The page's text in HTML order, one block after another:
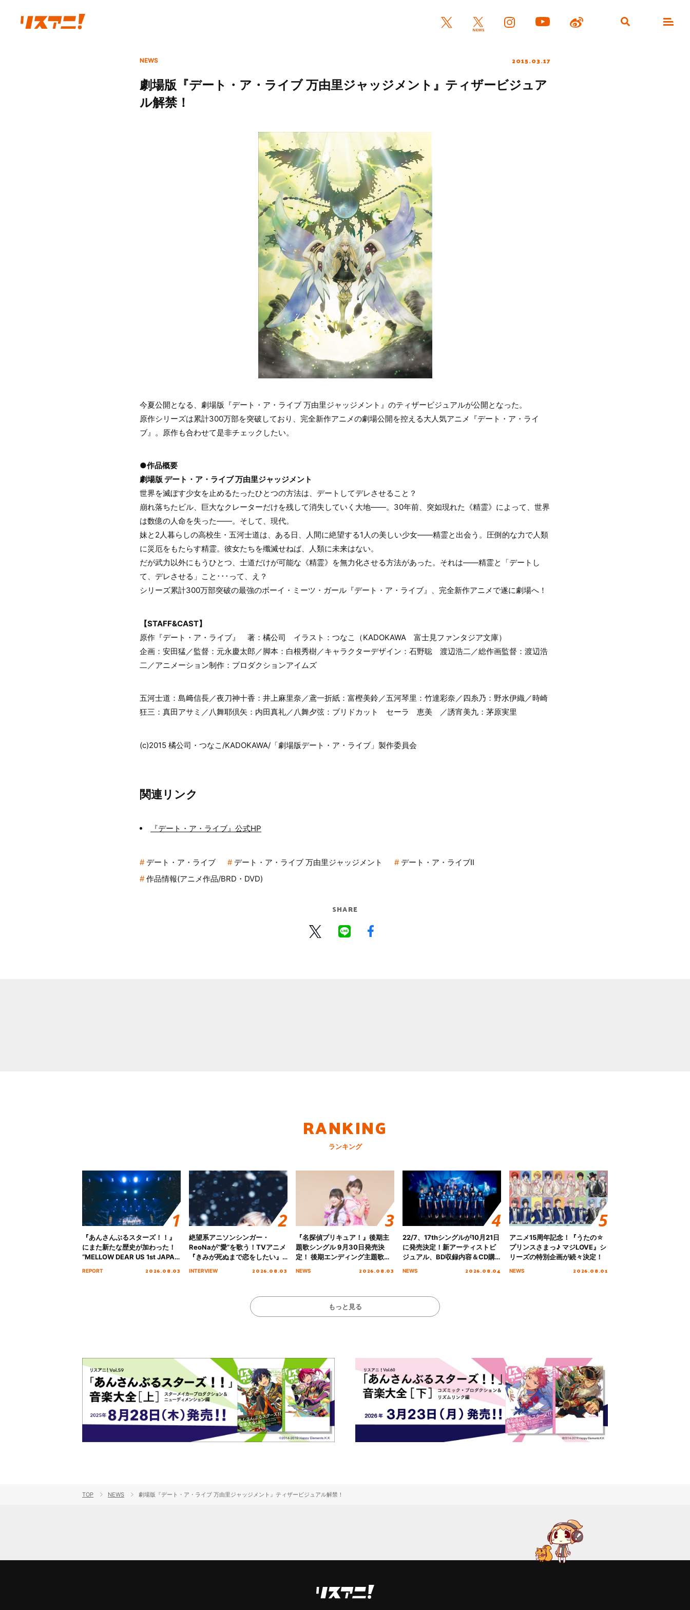
NEWS 2015.03.17
劇場版『デート・ア・ライブ 万由里ジャッジメント』ティザービジュア
ル解禁！
今夏公開となる、劇場版『デート・ア・ライブ 万由里ジャッジメント』のティザービジュアルが公開となった。
原作シリーズは累計300万部を突破しており、完全新作アニメの劇場公開を控える大人気アニメ『デート・ア・ライ
ブ』。原作も合わせて是非チェックしたい。
●作品概要
劇場版 デート・ア・ライブ 万由里ジャッジメント
世界を滅ぼす少女を止めるたったひとつの方法は、デートしてデレさせること？
崩れ落ちたビル、巨大なクレーターだけを残して消失していく大地――。30年前、突如現れた《精霊》によって、世界
は数億の人命を失った――。そして、現代。
妹と2人暮らしの高校生・五河士道は、ある日、人間に絶望する1人の美しい少女――精霊と出会う。圧倒的な力で人類
に災厄をもたらす精霊。彼女たちを殲滅せねば、人類に未来はない。
だが武力以外にもうひとつ、士道だけが可能な《精霊》を無力化させる方法があった。それは――精霊と「デートし
て、デレさせる」こと･･･って、え？
シリーズ累計300万部突破の最強のボーイ・ミーツ・ガール『デート・ア・ライブ』、完全新作アニメで遂に劇場へ！
【STAFF&CAST】
原作『デート・ア・ライブ』 著：橘公司 イラスト：つなこ（KADOKAWA 富士見ファンタジア文庫）
企画：安田猛／監督：元永慶太郎／脚本：白根秀樹／キャラクターデザイン：石野聡 渡辺浩二／総作画監督：渡辺浩
二／アニメーション制作：プロダクションアイムズ
五河士道：島﨑信長／夜刀神十香：井上麻里奈／鳶一折紙：富樫美鈴／五河琴里：竹達彩奈／四糸乃：野水伊織／時崎
狂三：真田アサミ／八舞耶倶矢：内田真礼／八舞夕弦：ブリドカット セーラ 恵美 ／誘宵美九：茅原実里
(c)2015 橘公司・つなこ/KADOKAWA/「劇場版デート・ア・ライブ」製作委員会
関連リンク
『デート・ア・ライブ』公式HP
デート・ア・ライブ デート・ア・ライブ 万由里ジャッジメント
デート・ア・ライブII
作品情報(アニメ作品/BRD・DVD)
SHARE
RANKING
ランキング
『あんさんぶるスターズ！！』
にまた新たな歴史が加わった！
“MELLOW DEAR US 1st JAPAN
!!」Dear 横浜BUNTAI”をレポー
REPORT 2026.08.03
絶望系アニソンシンガー・
ReoNaが“愛”を歌う！TVアニメ
『きみが死ぬまで恋をしたい』
INTERVIEW 2026.08.03
『名探偵プリキュア！』後期主
題歌シングル 9月30日発売決
定！ 後期エンディング主題歌
NEWS 2026.08.03
22/7、17thシングルが10月21日
に発売決定！新アーティストビ
ジュアル、BD収録内容＆CD購
NEWS 2026.08.04
アニメ15周年記念！『うたの☆
プリンスさまっ♪ マジLOVE』シ
リーズの特別企画が続々決定！
NEWS 2026.08.01
もっと見る
TOP NEWS 劇場版『デート・ア・ライブ 万由里ジャッジメント』ティザービジュアル解禁！